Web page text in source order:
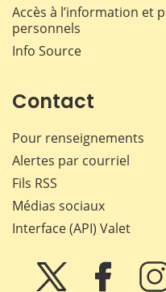
Accès à l’information et
personnels
Info Source
Contact
Pour renseignements
Alertes par courriel
Fils RSS
Médias sociaux
Interface (API) Valet